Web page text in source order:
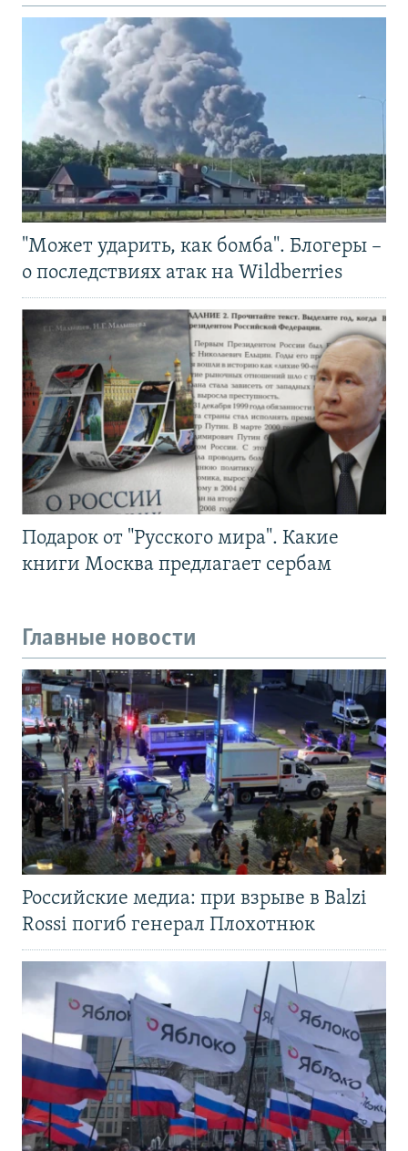
"Может ударить, как бомба". Блогеры –
о последствиях атак на Wildberries
Подарок от "Русского мира". Какие
книги Москва предлагает сербам
Главные новости
Российские медиа: при взрыве в Balzi
Rossi погиб генерал Плохотнюк